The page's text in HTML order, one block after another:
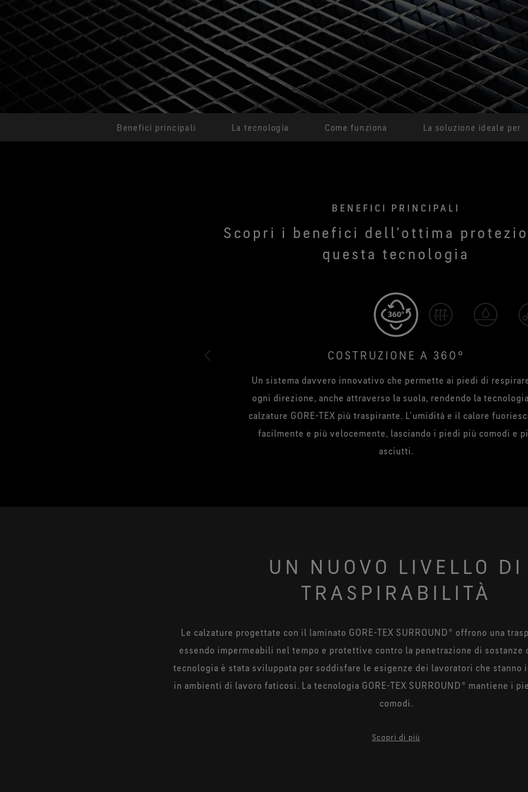
Tecnologia di prodotto
GORE-TEX PYRAD
®
Protezione contro le ustioni in
situazioni con esposizione al
calore e alla fiamma.
Benefici principali La tecnologia Come funziona La soluzione ideale per
BENEFICI PRINCIPALI
Scopri i benefici dell’ottima
questa tecnologia
COSTRUZIONE A 360°
Un sistema davvero innovativo che permette ai piedi di
ogni direzione, anche attraverso la suola, rendendo la
calzature GORE-TEX più traspirante. L’umidità e il calore
facilmente e più velocemente, lasciando i piedi più comodi e
asciutti.
UN NUOVO LIVELLO DI
TRASPIRABILITÀ
Le calzature progettate con il laminato GORE-TEX SURROUND® offrono una
essendo impermeabili nel tempo e protettive contro la penetrazione di sostanze
tecnologia è stata sviluppata per soddisfare le esigenze dei lavoratori che
in ambienti di lavoro faticosi. La tecnologia GORE-TEX SURROUND® mantiene i
comodi.
L’aggiunta del laminato GORE-TEX SURROUND® altamente traspirante sotto il
Scopri di più